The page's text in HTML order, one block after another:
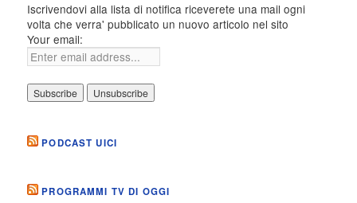
Iscrivendovi alla lista di notifica riceverete una mail ogni
volta che verra' pubblicato un nuovo articolo nel sito
Your email:
PODCAST UICI
PROGRAMMI TV DI OGGI